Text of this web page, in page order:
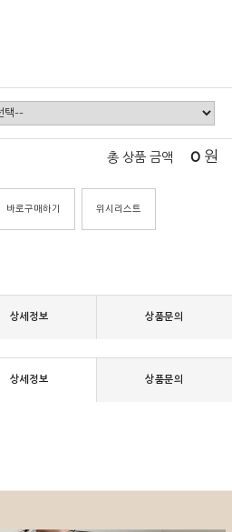
총 상품 금액 0 원
바로구매하기 위시리스트
상세정보 상품문의
상세정보 상품문의